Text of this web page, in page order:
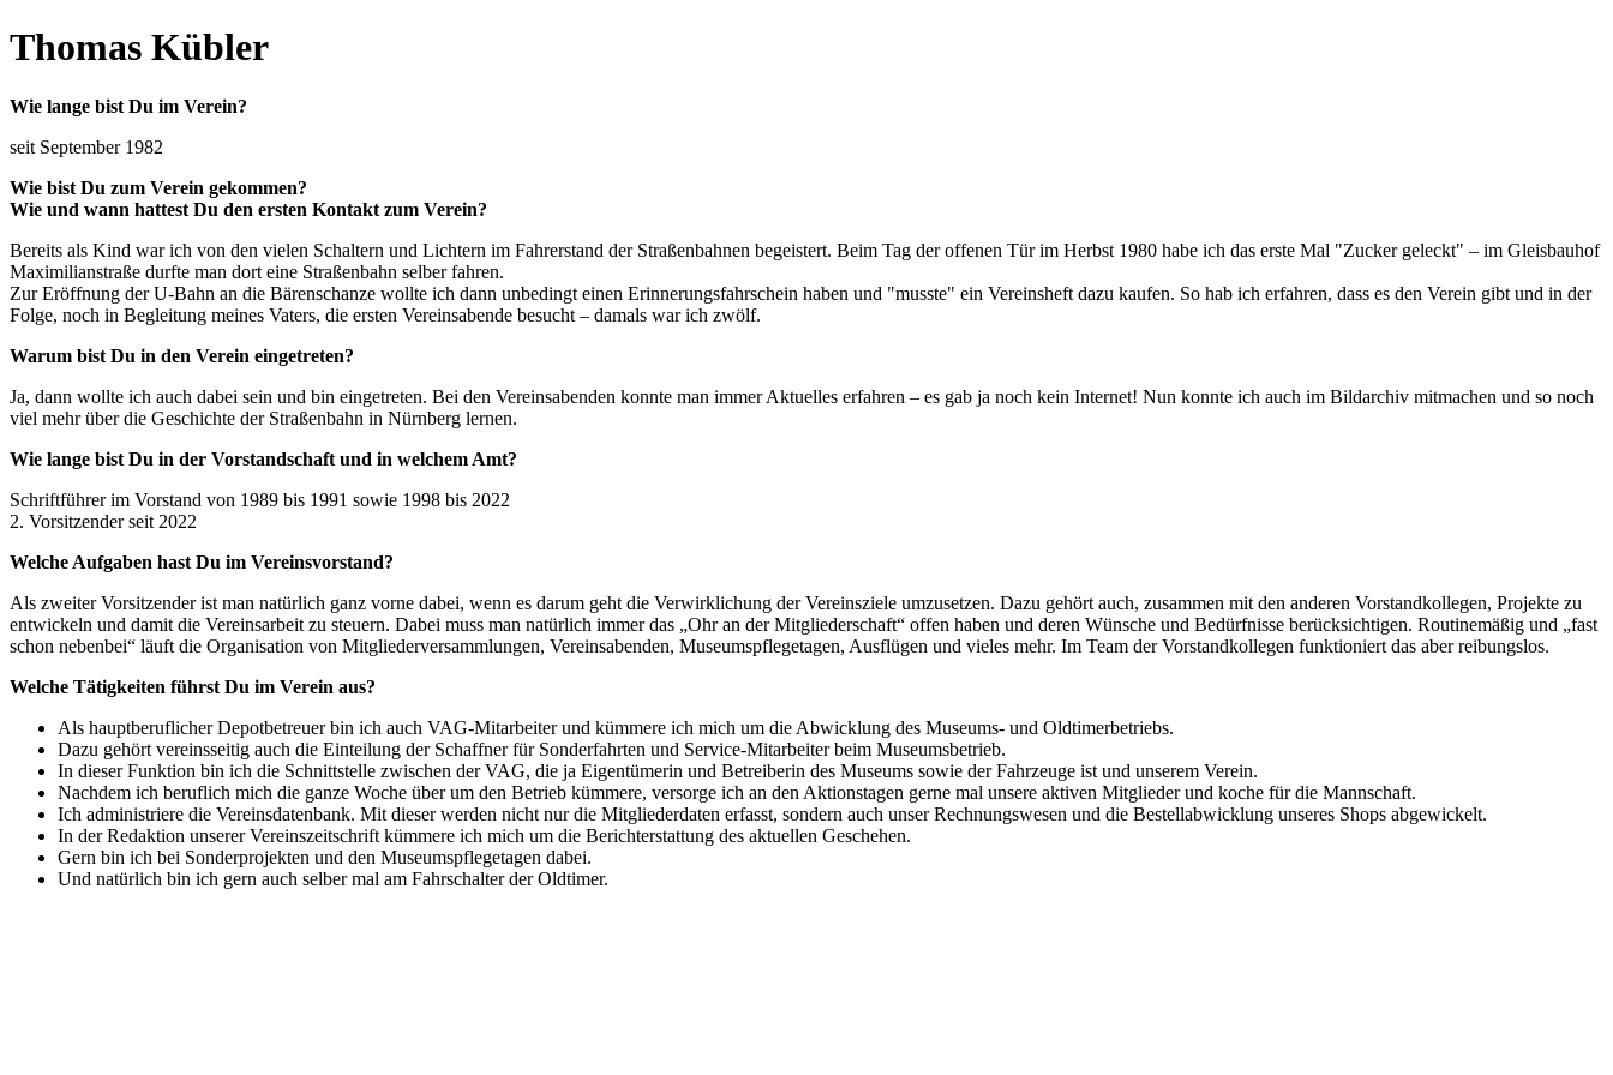
Thomas Kübler
Wie lange bist Du im Verein?
seit September 1982
Wie bist Du zum Verein gekommen?
Wie und wann hattest Du den ersten Kontakt zum Verein?
Bereits als Kind war ich von den vielen Schaltern und Lichtern im Fahrerstand der Straßenbahnen begeistert. Beim Tag der offenen Tür im Herbst 1980 habe ich das erste Mal "Zucker geleckt" – im Gleisbauhof
Maximilianstraße durfte man dort eine Straßenbahn selber fahren.
Zur Eröffnung der U-Bahn an die Bärenschanze wollte ich dann unbedingt einen Erinnerungsfahrschein haben und "musste" ein Vereinsheft dazu kaufen. So hab ich erfahren, dass es den Verein gibt und in der
Folge, noch in Begleitung meines Vaters, die ersten Vereinsabende besucht – damals war ich zwölf.
Warum bist Du in den Verein eingetreten?
Ja, dann wollte ich auch dabei sein und bin eingetreten. Bei den Vereinsabenden konnte man immer Aktuelles erfahren – es gab ja noch kein Internet! Nun konnte ich auch im Bildarchiv mitmachen und so noch
viel mehr über die Geschichte der Straßenbahn in Nürnberg lernen.
Wie lange bist Du in der Vorstandschaft und in welchem Amt?
Schriftführer im Vorstand von 1989 bis 1991 sowie 1998 bis 2022
2. Vorsitzender seit 2022
Welche Aufgaben hast Du im Vereinsvorstand?
Als zweiter Vorsitzender ist man natürlich ganz vorne dabei, wenn es darum geht die Verwirklichung der Vereinsziele umzusetzen. Dazu gehört auch, zusammen mit den anderen Vorstandkollegen, Projekte zu
entwickeln und damit die Vereinsarbeit zu steuern. Dabei muss man natürlich immer das „Ohr an der Mitgliederschaft“ offen haben und deren Wünsche und Bedürfnisse berücksichtigen. Routinemäßig und „fast
schon nebenbei“ läuft die Organisation von Mitgliederversammlungen, Vereinsabenden, Museumspflegetagen, Ausflügen und vieles mehr. Im Team der Vorstandkollegen funktioniert das aber reibungslos.
Welche Tätigkeiten führst Du im Verein aus?
Als hauptberuflicher Depotbetreuer bin ich auch VAG-Mitarbeiter und kümmere ich mich um die Abwicklung des Museums- und Oldtimerbetriebs.
Dazu gehört vereinsseitig auch die Einteilung der Schaffner für Sonderfahrten und Service-Mitarbeiter beim Museumsbetrieb.
In dieser Funktion bin ich die Schnittstelle zwischen der VAG, die ja Eigentümerin und Betreiberin des Museums sowie der Fahrzeuge ist und unserem Verein.
Nachdem ich beruflich mich die ganze Woche über um den Betrieb kümmere, versorge ich an den Aktionstagen gerne mal unsere aktiven Mitglieder und koche für die Mannschaft.
Ich administriere die Vereinsdatenbank. Mit dieser werden nicht nur die Mitgliederdaten erfasst, sondern auch unser Rechnungswesen und die Bestellabwicklung unseres Shops abgewickelt.
In der Redaktion unserer Vereinszeitschrift kümmere ich mich um die Berichterstattung des aktuellen Geschehen.
Gern bin ich bei Sonderprojekten und den Museumspflegetagen dabei.
Und natürlich bin ich gern auch selber mal am Fahrschalter der Oldtimer.